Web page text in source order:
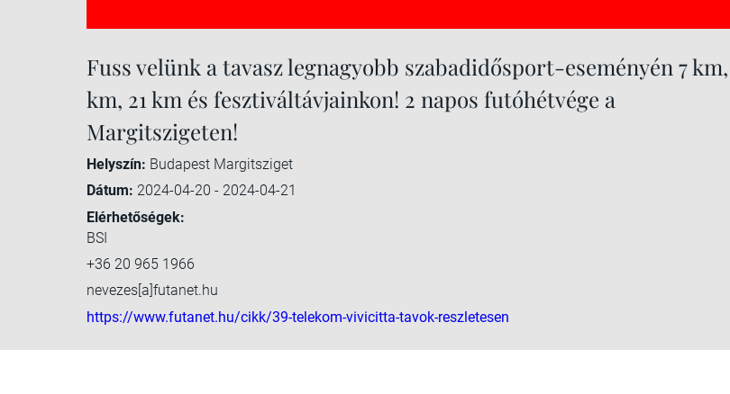
Fuss velünk a tavasz legnagyobb szabadidősport-eseményén 7 km,
km, 21 km és fesztiváltávjainkon! 2 napos futóhétvége a
Margitszigeten!
Helyszín: Budapest Margitsziget
Dátum: 2024-04-20 - 2024-04-21
Elérhetőségek:
BSI
+36 20 965 1966
nevezes[a]futanet.hu
https://www.futanet.hu/cikk/39-telekom-vivicitta-tavok-reszletesen